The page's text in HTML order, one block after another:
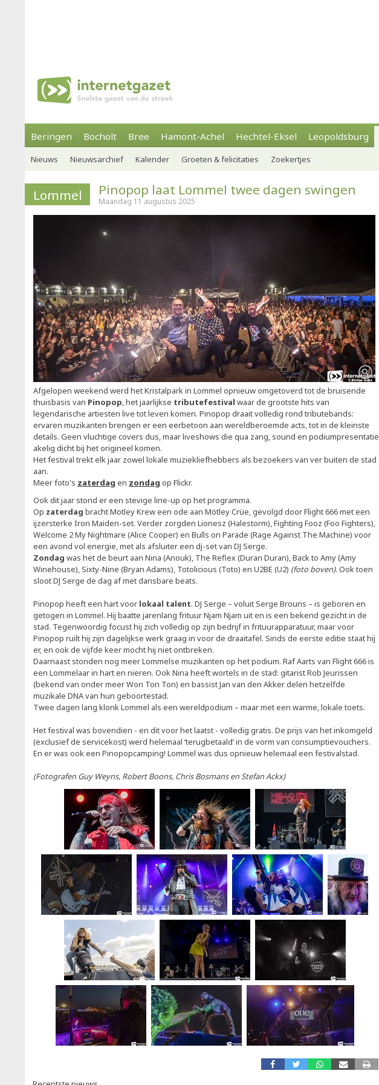
Beringen Bocholt Bree Hamont-Achel Hechtel-Eksel Leopoldsburg
Nieuws Nieuwsarchief Kalender Groeten & felicitaties Zoekertjes
Lommel Pinopop laat Lommel twee dagen swingen
Maandag 11 augustus 2025
Afgelopen weekend werd het Kristalpark in Lommel opnieuw omgetoverd tot de bruisende
thuisbasis van Pinopop, het jaarlijkse tribute­festival waar de grootste hits van
legendarische artiesten live tot leven komen. Pinopop draait volledig rond tributebands:
ervaren muzikanten brengen er een eerbetoon aan wereldberoemde acts, tot in de kleinste
details. Geen vluchtige covers dus, maar liveshows die qua zang, sound en podiumpresentatie
akelig dicht bij het origineel komen.
Het festival trekt elk jaar zowel lokale muziekliefhebbers als bezoekers van ver buiten de stad
aan.
Meer foto's zaterdag en zondag op Flickr.
Ook dit jaar stond er een stevige line-up op het programma.
Op zaterdag bracht Motley Krew een ode aan Mötley Crüe, gevolgd door Flight 666 met een
ijzersterke Iron Maiden-set. Verder zorgden Lionesz (Halestorm), Fighting Fooz (Foo Fighters),
Welcome 2 My Nightmare (Alice Cooper) en Bulls on Parade (Rage Against The Machine) voor
een avond vol energie, met als afsluiter een dj-set van DJ Serge.
Zondag was het de beurt aan Nina (Anouk), The Reflex (Duran Duran), Back to Amy (Amy
Winehouse), Sixty-Nine (Bryan Adams), Totolicious (Toto) en U2BE (U2) (foto boven). Ook toen
sloot DJ Serge de dag af met dansbare beats.
Pinopop heeft een hart voor lokaal talent. DJ Serge – voluit Serge Brouns – is geboren en
getogen in Lommel. Hij baatte jarenlang frituur Njam Njam uit en is een bekend gezicht in de
stad. Tegenwoordig focust hij zich volledig op zijn bedrijf in frituurapparatuur, maar voor
Pinopop ruilt hij zijn dagelijkse werk graag in voor de draaitafel. Sinds de eerste editie staat hij
er, en ook de vijfde keer mocht hij niet ontbreken.
Daarnaast stonden nog meer Lommelse muzikanten op het podium. Raf Aarts van Flight 666 is
een Lommelaar in hart en nieren. Ook Nina heeft wortels in de stad: gitarist Rob Jeurissen
(bekend van onder meer Won Ton Ton) en bassist Jan van den Akker delen hetzelfde
muzikale DNA van hun geboortestad.
Twee dagen lang klonk Lommel als een wereldpodium – maar met een warme, lokale toets.
Het festival was bovendien - en dit voor het laatst - volledig gratis. De prijs van het inkomgeld
(exclusief de servicekost) werd helemaal ‘terugbetaald’ in de vorm van consumptievouchers.
En er was ook een Pinopopcamping! Lommel was dus opnieuw helemaal een festivalstad.
(Fotografen Guy Weyns, Robert Boons, Chris Bosmans en Stefan Ackx)